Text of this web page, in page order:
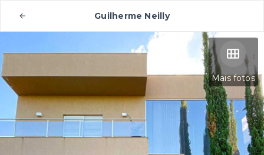
Guilherme Neilly
Mais fotos